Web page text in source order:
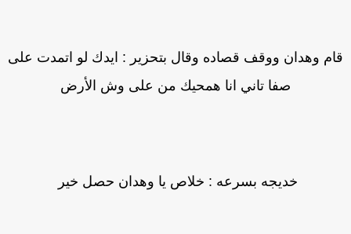
وهدان ووقف قصاده وقال بتحزير : ايدك لو اتمدت على
صفا تاني انا همحيك من على وش الأرض
خديجه بسرعه : خلاص يا وهدان حصل خير